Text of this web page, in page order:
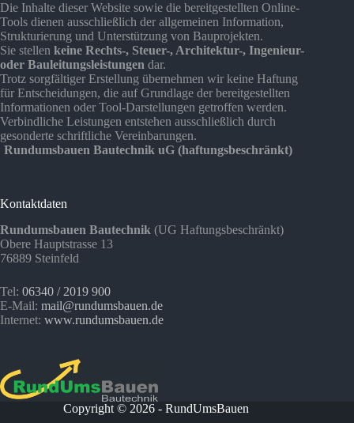
Die Inhalte dieser Website sowie die bereitgestellten Online-
Tools dienen ausschließlich der allgemeinen Information,
Strukturierung und Unterstützung von Bauprojekten.
Sie stellen keine Rechts-, Steuer-, Architektur-, Ingenieur-
oder Bauleitungsleistungen dar.
Trotz sorgfältiger Erstellung übernehmen wir keine Haftung
für Entscheidungen, die auf Grundlage der bereitgestellten
Informationen oder Tool-Darstellungen getroffen werden.
Verbindliche Leistungen entstehen ausschließlich durch
gesonderte schriftliche Vereinbarungen.
Rundumsbauen Bautechnik uG (haftungsbeschränkt)
Kontaktdaten
Rundumsbauen Bautechnik (UG Haftungsbeschränkt)
Obere Hauptstrasse 13
76889 Steinfeld
Tel: 06340 / 2019 900
E-Mail: mail@rundumsbauen.de
Internet: www.rundumsbauen.de
Copyright © 2026 - RundUmsBauen